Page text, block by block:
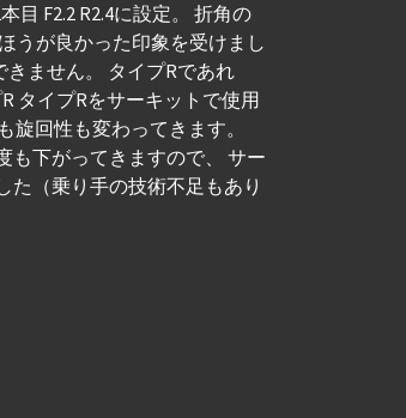
F2.2 R2.4に設定。 折角の
うが良かった印象を受けまし
ません。 タイプRであれ
タイプRをサーキットで使用
回性も変わってきます。
も下がってきますので、 サー
た（乗り手の技術不足もあり